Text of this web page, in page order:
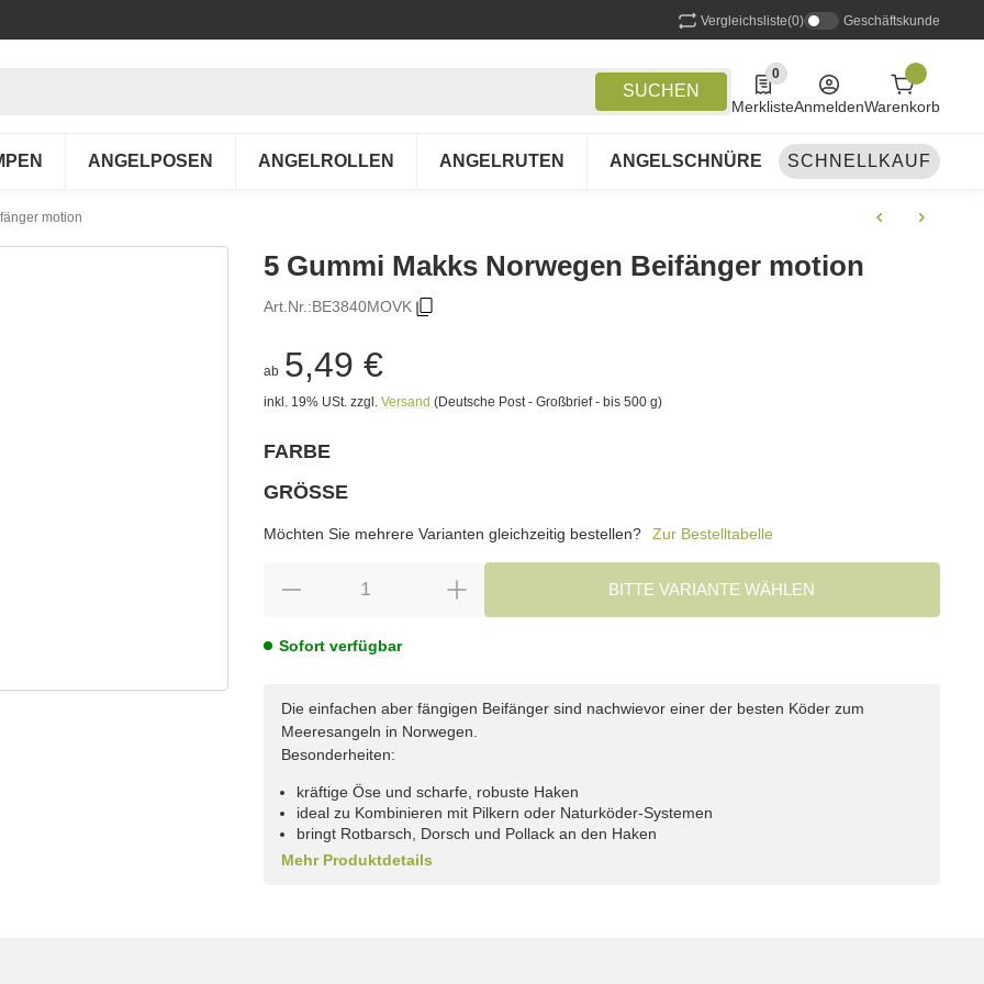
Vergleichsliste(0) Geschäftskunde
SUCHEN
0
0 Produkte in der Liste
MerklisteAnmeldenWarenkorb
ANGELPOSEN ANGELROLLEN ANGELRUTEN ANGELSCHNÜRE ANGELSETS
SCHNELLKAUF
motion
5 Gummi Makks Norwegen Beifänger motion
Art.Nr.:BE3840MOVK
ab 5,49 €
inkl. 19% USt. zzgl. Versand (Deutsche Post - Großbrief - bis 500 g)
FARBE
GRÖSSE
Möchten Sie mehrere Varianten gleichzeitig bestellen?
Zur Bestelltabelle
BITTE VARIANTE WÄHLEN
Sofort verfügbar
Die einfachen aber fängigen Beifänger sind nachwievor einer der besten Köder zum
Meeresangeln in Norwegen.
Besonderheiten:
kräftige Öse und scharfe, robuste Haken
ideal zu Kombinieren mit Pilkern oder Naturköder-Systemen
bringt Rotbarsch, Dorsch und Pollack an den Haken
Mehr Produktdetails